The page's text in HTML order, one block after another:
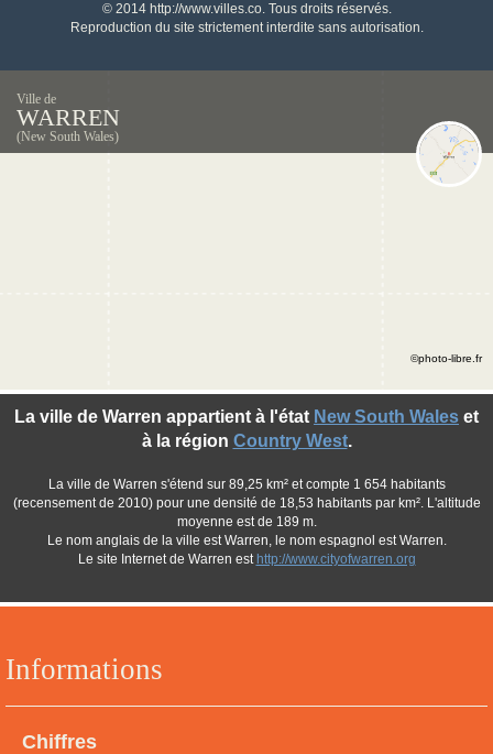
© 2014 http://www.villes.co. Tous droits réservés.
Reproduction du site strictement interdite sans autorisation.
Ville de
WARREN
(New South Wales)
Informations
Chiffres
La ville de Warren appartient à l'état New South Wales et
à la région Country West.
La ville de Warren s'étend sur 89,25 km² et compte 1 654 habitants
(recensement de 2010) pour une densité de 18,53 habitants par km². L'altitude
moyenne est de 189 m.
Le nom anglais de la ville est Warren, le nom espagnol est Warren.
Le site Internet de Warren est http://www.cityofwarren.org
©photo-libre.fr